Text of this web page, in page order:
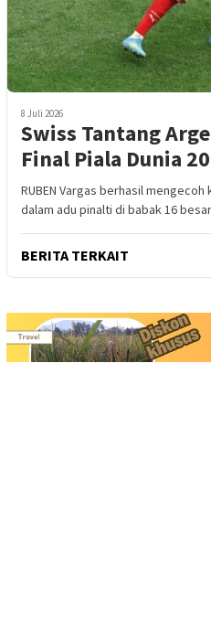
8 Juli 2026
Swiss Tantang
Final Piala Dunia
RUBEN Vargas berhasil
dalam adu pinalti di babak 16
BERITA TERKAIT